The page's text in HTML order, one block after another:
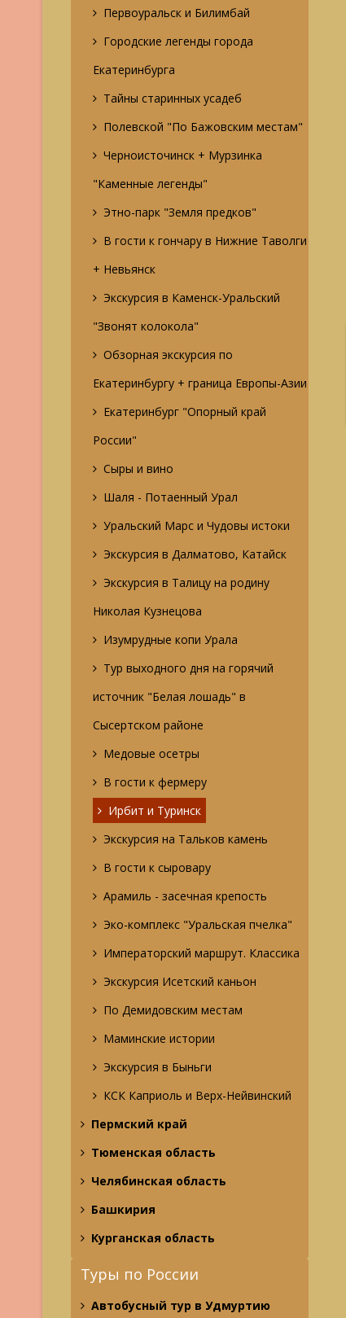
Первоуральск и Билимбай
Городские легенды города
Екатеринбурга
Тайны старинных усадеб
Полевской "По Бажовским местам"
Черноисточинск + Мурзинка
"Каменные легенды"
Этно-парк "Земля предков"
В гости к гончару в Нижние Таволги
+ Невьянск
Экскурсия в Каменск-Уральский
"Звонят колокола"
Обзорная экскурсия по
Екатеринбургу + граница Европы-Азии
Екатеринбург "Опорный край
России"
Сыры и вино
Шаля - Потаенный Урал
Уральский Марс и Чудовы истоки
Экскурсия в Далматово, Катайск
Экскурсия в Талицу на родину
Николая Кузнецова
Изумрудные копи Урала
Тур выходного дня на горячий
источник "Белая лошадь" в
Сысертском районе
Медовые осетры
В гости к фермеру
Ирбит и Туринск
Экскурсия на Тальков камень
В гости к сыровару
Арамиль - засечная крепость
Эко-комплекс "Уральская пчелка"
Императорский маршрут. Классика
Экскурсия Исетский каньон
По Демидовским местам
Маминские истории
Экскурсия в Быньги
КСК Каприоль и Верх-Нейвинский
Пермский край
Тюменская область
Челябинская область
Башкирия
Курганская область
Туры по России
Автобусный тур в Удмуртию